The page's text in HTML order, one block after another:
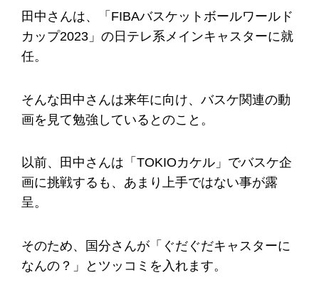
田中さんは、「FIBAバスケットボールワールド
カップ2023」の日テレ系メインキャスターに就
任。
そんな田中さんは来年に向け、バスケ関連の動
画を見て勉強しているとのこと。
以前、田中さんは「TOKIOカケル」でバスケ企
画に挑戦するも、あまり上手ではない事が露
呈。
そのため、国分さんが「ぐだぐだキャスターに
なんの？」とツッコミを入れます。